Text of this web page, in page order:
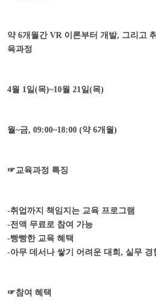
약 6개월간 VR 이론부터 개발, 그리고
육과정
4월 1일(목)~10월 21일(목)
월 ~금, 09:00~18:00 (약 6개월 )
☞교육과정 특징
-취업까지 책임지는 교육 프로그램
-전액 무료로 참여 가능
-빵빵한 교육 혜택
-아무 데서나 쌓기 어려운 대회 , 실무 경
☞참여 혜택